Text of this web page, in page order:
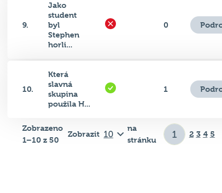
9.
Jako
student
byl
Stephen
horli...
0
10.
Která
slavná
skupina
použila H...
1
Zobrazeno
1–10 z 50
Zobrazit
na
stránku
2 3 4 5